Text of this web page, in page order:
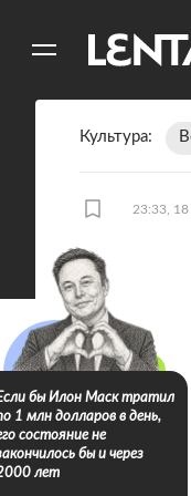
Культура
23:33,
бы Илон Маск тратил
1 млн долларов в день,
состояние не
бы и через
лет